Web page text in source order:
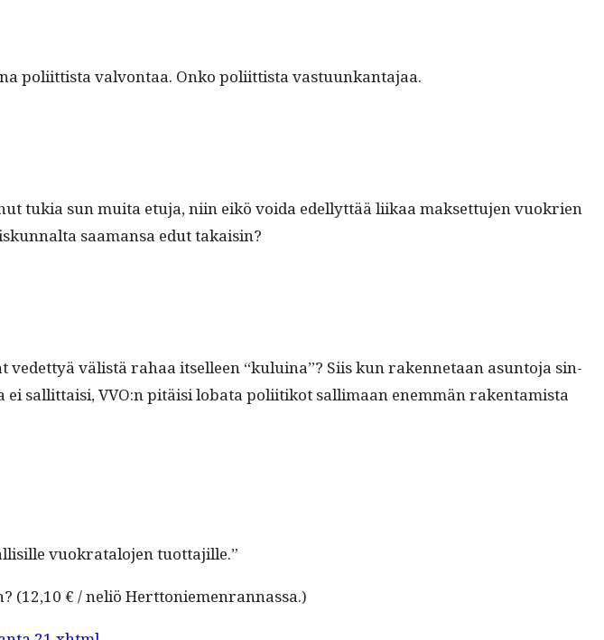
poli­it­tista valvon­taa. Onko poli­it­tista vastuunkantajaa.
tukia sun mui­ta etu­ja, niin eikö voi­da edel­lyt­tää liikaa mak­set­tu­jen vuokrien
saa­mansa edut takaisin?
välistä rahaa itselleen “kuluina”? Siis kun raken­netaan asun­to­ja sin­
sal­lit­taisi, VVO:n pitäisi loba­ta poli­itikot sal­li­maan enem­män rak­en­tamista
vuokrat­alo­jen tuottajille.”
(12,10 € / neliö Herttoniemenrannassa.)